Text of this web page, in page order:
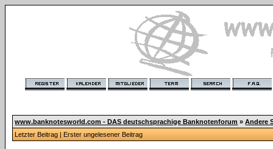
www.banknotesworld.com - DAS deutschsprachige Banknotenforum »Andere
Letzter Beitrag |Erster ungelesener Beitrag